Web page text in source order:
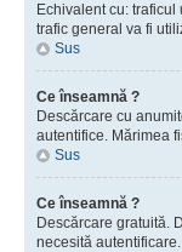
Echivalent cu:
trafic general va fi
Sus
Ce înseamnă ?
Descărcare cu
autentifice. Mărimea
Sus
Ce înseamnă ?
Descărcare gratuită.
necesită